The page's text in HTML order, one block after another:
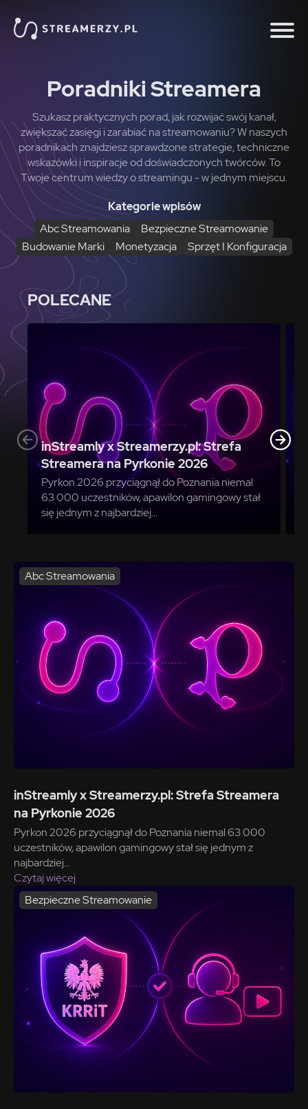
Poradniki Streamera
Szukasz praktycznych porad, jak rozwijać swój kanał,
zwiększać zasięgi i zarabiać na streamowaniu? W naszych
poradnikach znajdziesz sprawdzone strategie, techniczne
wskazówki i inspiracje od doświadczonych twórców. To
Twoje centrum wiedzy o streamingu - w jednym miejscu.
Kategorie wpisów
Abc Streamowania
Bezpieczne Streamowanie
Budowanie Marki
Monetyzacja Sprzęt I Konfiguracja
POLECANE
inStreamly x Streamerzy.pl: Strefa
Streamera na Pyrkonie 2026
Pyrkon 2026 przyciągnął do Poznania niemal
63 000 uczestników, apawilon gamingowy stał
się jednym z najbardziej...
Abc Streamowania
inStreamly x Streamerzy.pl: Strefa Streamera
na Pyrkonie 2026
Pyrkon 2026 przyciągnął do Poznania niemal 63 000
uczestników, apawilon gamingowy stał się jednym z
najbardziej...
Czytaj więcej
Bezpieczne Streamowanie